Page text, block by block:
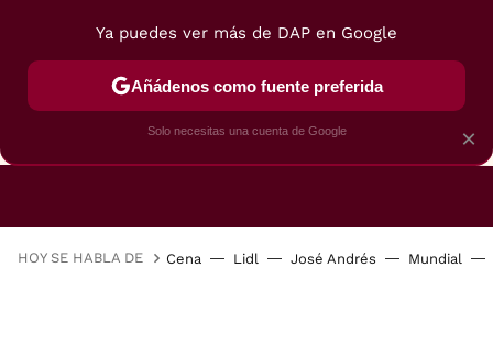
FREIDORAS DE AIRE GUÍAS DE
HOY SE HABLA DE Cena Lidl José Andrés Mundial
×
Ya puedes ver más de DAP en Google
Añádenos como fuente preferida
Solo necesitas una cuenta de Google